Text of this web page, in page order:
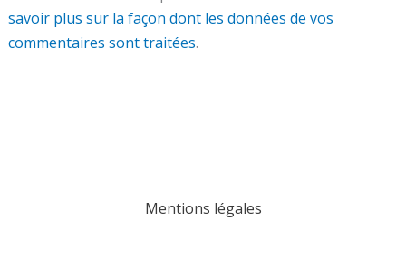
savoir plus sur la façon dont les données de vos
commentaires sont traitées.
Mentions légales